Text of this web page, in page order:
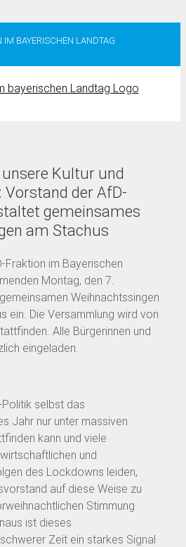
IM BAYERISCHEN LANDTAG
Kultur und
Vorstand der AfD-
gemeinsames
am Stachus
Fraktion im Bayerischen
Montag, den 7.
Weihnachtssingen
ein. Die Versammlung wird von
Alle Bürgerinnen und
eingeladen.
selbst das
Jahr nur unter massiven
kann und viele
und
des Lockdowns leiden,
auf diese Weise zu
Stimmung
ist dieses
Zeit ein starkes Signal